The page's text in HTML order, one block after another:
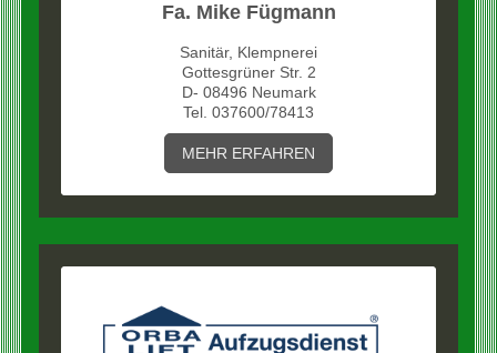
Fa. Mike Fügmann
Sanitär, Klempnerei
Gottesgrüner Str. 2
D- 08496 Neumark
Tel. 037600/78413
MEHR ERFAHREN